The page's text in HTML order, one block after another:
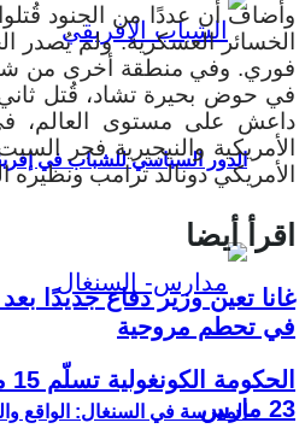
الدور السياسي للشباب في
المدرسة في السنغال: الواقع
وأضاف أن عددًا من الجنود
الخسائر العسكرية. ولم يُصدر
فوري. وفي منطقة أخرى من
في حوض بحيرة تشاد، قُتل
داعش على مستوى العالم،
الأمريكية والنيجيرية فجر
الأمريكي دونالد ترامب ونظيره
اقرأ أيضا
غانا تعين وزير دفاع جديدًا
في تحطم مروحية
23 مارس